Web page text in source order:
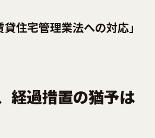
貸住宅管理業法への対応」
経過措置の猶予は